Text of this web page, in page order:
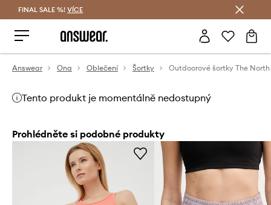
FINAL SALE %! VÍCE
Answear Ona Oblečení Šortky
Tento produkt je momentálně nedostupný
Prohlédněte si podobné produkty